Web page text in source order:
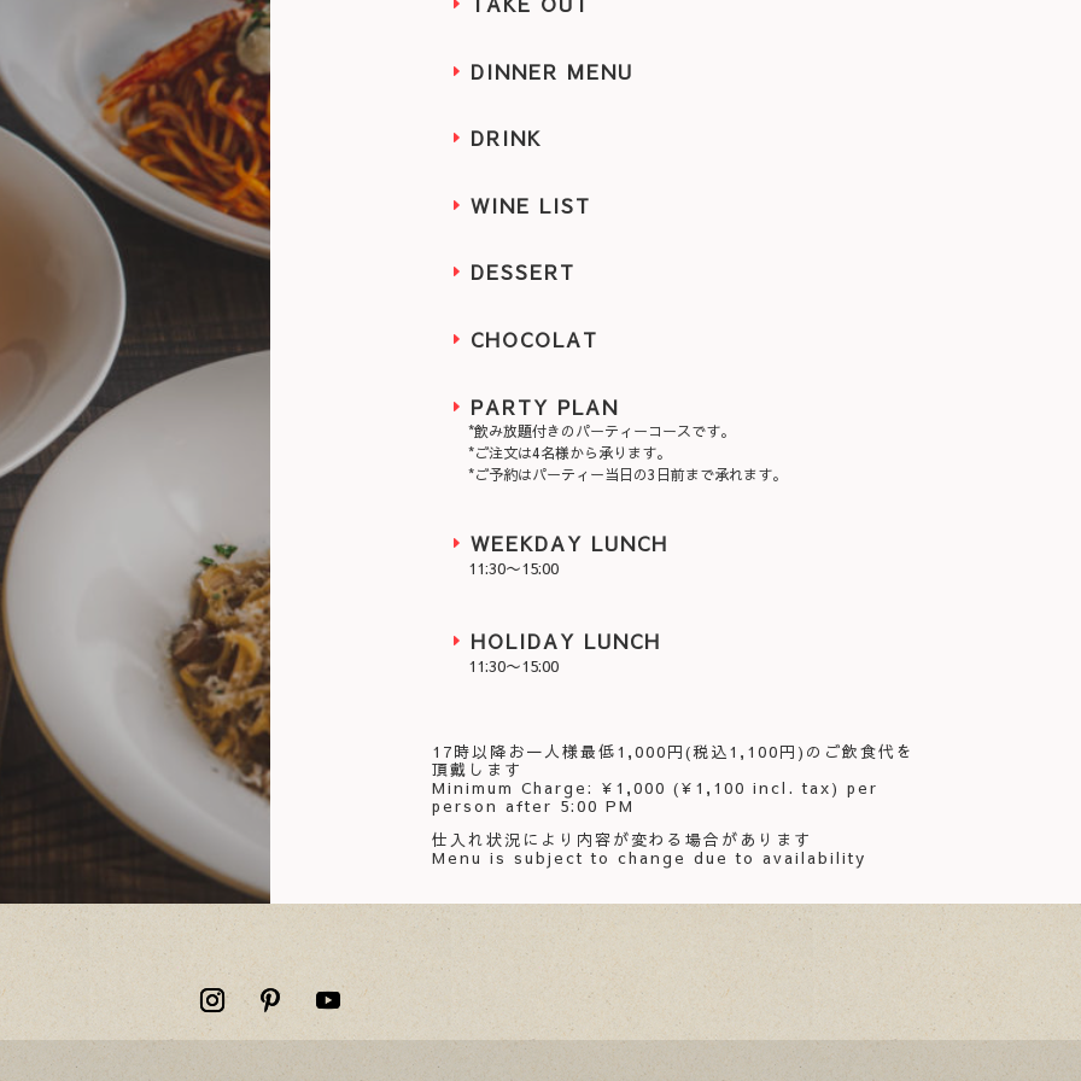
DINNER MENU
DRINK
WINE LIST
DESSERT
CHOCOLAT
PARTY PLAN
*飲み放題付きのパーティーコースです。
*ご注文は4名様から承ります。
*ご予約はパーティー当日の3日前まで承れます。
WEEKDAY LUNCH
11:30〜15:00
HOLIDAY LUNCH
11:30〜15:00
17時以降お一人様最低1,000円(税込1,100円)のご飲食代を
頂戴します
Minimum Charge: ¥1,000 (¥1,100 incl. tax) per
person after 5:00 PM
仕入れ状況により内容が変わる場合があります
Menu is subject to change due to availability